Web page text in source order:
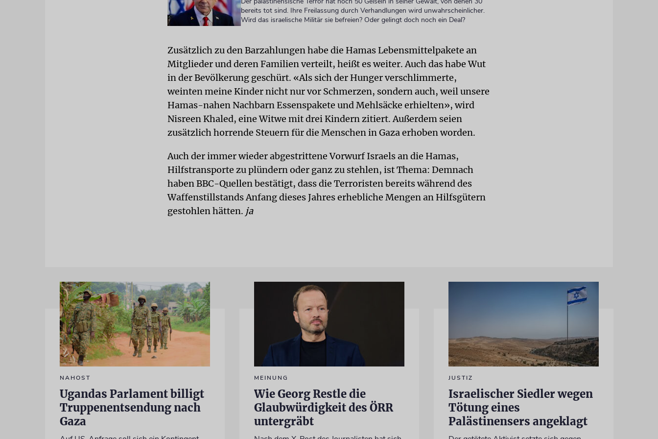
bereits tot sind. Ihre Freilassung durch Verhandlungen wird unwahrscheinlicher.
Wird das israelische Militär sie befreien? Oder gelingt doch noch ein Deal?
Zusätzlich zu den Barzahlungen habe die Hamas Lebensmittelpakete an
Mitglieder und deren Familien verteilt, heißt es weiter. Auch das habe Wut
in der Bevölkerung geschürt. «Als sich der Hunger verschlimmerte,
weinten meine Kinder nicht nur vor Schmerzen, sondern auch, weil unsere
Hamas-nahen Nachbarn Essenspakete und Mehlsäcke erhielten», wird
Nisreen Khaled, eine Witwe mit drei Kindern zitiert. Außerdem seien
zusätzlich horrende Steuern für die Menschen in Gaza erhoben worden.
Auch der immer wieder abgestrittene Vorwurf Israels an die Hamas,
Hilfstransporte zu plündern oder ganz zu stehlen, ist Thema: Demnach
haben BBC-Quellen bestätigt, dass die Terroristen bereits während des
Waffenstillstands Anfang dieses Jahres erhebliche Mengen an Hilfsgütern
gestohlen hätten. ja
NAHOST
Ugandas Parlament billigt
Truppenentsendung nach
Gaza
MEINUNG
Wie Georg Restle die
Glaubwürdigkeit des ÖRR
untergräbt
JUSTIZ
Israelischer Siedler wegen
Tötung eines
Palästinensers angeklagt